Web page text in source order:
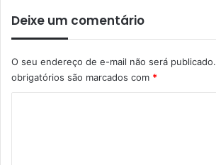
Deixe um comentário
O seu endereço de e-mail não será publicado.
obrigatórios são marcados com *